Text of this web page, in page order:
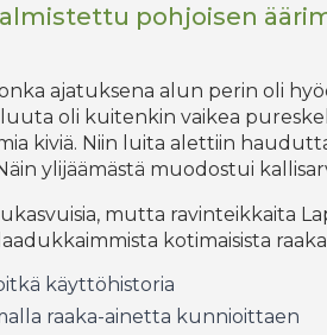
pohjoisen
ajatuksena alun perin oli
oli kuitenkin vaikea
kiviä. Niin luita alettiin
ylijäämästä muodostui
mutta ravinteikkaita
kotimaisista
käyttöhistoria
raaka-ainetta kunnioittaen